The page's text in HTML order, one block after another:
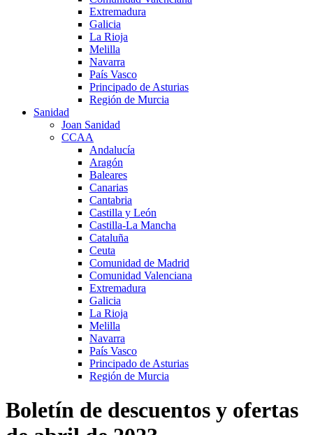
Extremadura
Galicia
La Rioja
Melilla
Navarra
País Vasco
Principado de Asturias
Región de Murcia
Sanidad
Joan Sanidad
CCAA
Andalucía
Aragón
Baleares
Canarias
Cantabria
Castilla y León
Castilla-La Mancha
Cataluña
Ceuta
Comunidad de Madrid
Comunidad Valenciana
Extremadura
Galicia
La Rioja
Melilla
Navarra
País Vasco
Principado de Asturias
Región de Murcia
Boletín de descuentos y ofertas